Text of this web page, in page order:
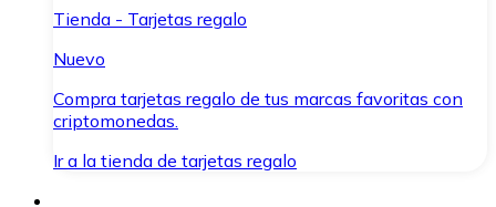
Tienda - Tarjetas regalo
Nuevo
Compra tarjetas regalo de tus marcas favoritas con
criptomonedas.
Ir a la tienda de tarjetas regalo